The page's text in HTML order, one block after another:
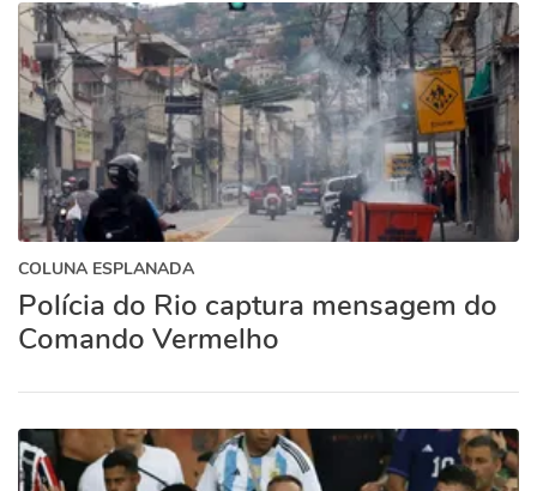
COLUNA ESPLANADA
Polícia do Rio captura mensagem do
Comando Vermelho